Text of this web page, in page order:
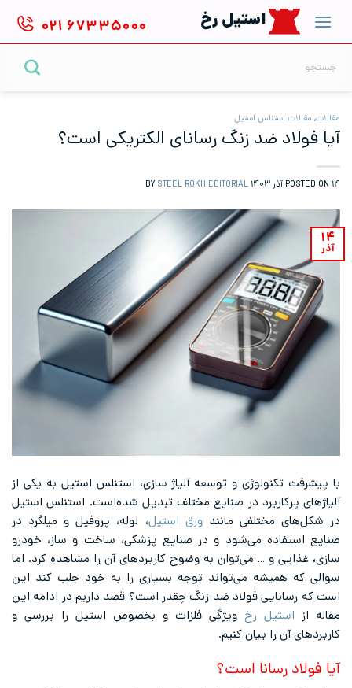
content
استیل رخ ۰۲۱ ۶۷۳۳۵۰۰۰
مقالات, مقالات استنلس استیل
آیا فولاد ضد زنگ رسانای الکتریکی است؟
POSTED ON ۱۴ آذر ۱۴۰۳ STEEL ROKH EDITORIAL
۱۴
آذر
با پیشرفت تکنولوژی و توسعه آلیاژ سازی، استنلس استیل به یکی از
آلیاژهای پرکاربرد در صنایع مختلف تبدیل شده‌است. استنلس استیل
در شکل‌های مختلفی مانندورق استیل، لوله، پروفیل و میلگرد در
صنایع استفاده می‌شود و در صنایع پزشکی، ساخت و ساز، خودرو
سازی، غذایی و … می‌توان به وضوح کاربردهای آن را مشاهده کرد. اما
سوالی که همیشه می‌تواند توجه بسیاری را به خود جلب کند این
است که رسانایی فولاد ضد زنگ چقدر است؟ قصد داریم در ادامه این
مقاله از استیل رخ ویژگی فلزات و بخصوص استیل را بررسی و
کاربردهای آن را بیان کنیم.
آیا فولاد رسانا است؟